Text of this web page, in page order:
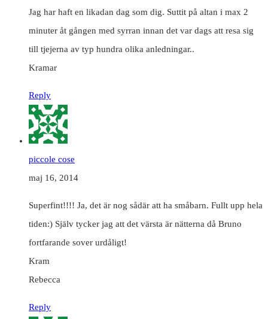
Jag har haft en likadan dag som dig. Suttit på altan i max 2
minuter åt gången med syrran innan det var dags att resa sig
till tjejerna av typ hundra olika anledningar..
Kramar
Reply
piccole cose
maj 16, 2014
Superfint!!!! Ja, det är nog sådär att ha småbarn. Fullt upp hela
tiden:) Själv tycker jag att det värsta är nätterna då Bruno
fortfarande sover urdåligt!
Kram
Rebecca
Reply